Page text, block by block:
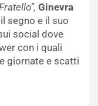
Ginevra
segno e il suo
social dove
con i quali
giornate e scatti